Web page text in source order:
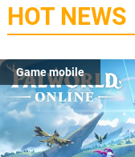
HOT NEWS
Game mobile